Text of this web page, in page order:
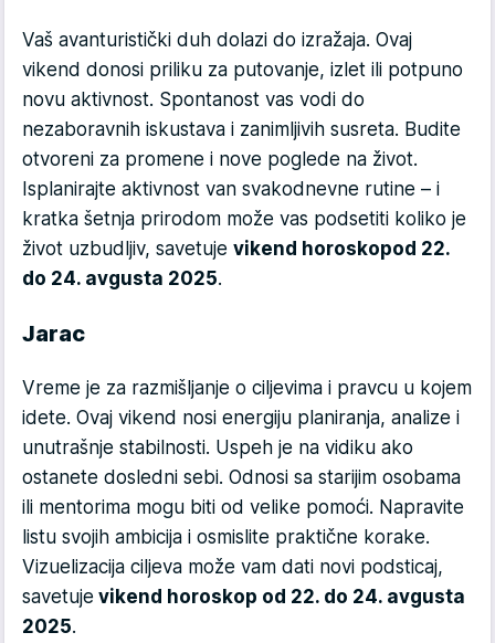
Vaš avanturistički duh dolazi do izražaja. Ovaj
vikend donosi priliku za putovanje, izlet ili potpuno
novu aktivnost. Spontanost vas vodi do
nezaboravnih iskustava i zanimljivih susreta. Budite
otvoreni za promene i nove poglede na život.
Isplanirajte aktivnost van svakodnevne rutine – i
kratka šetnja prirodom može vas podsetiti koliko je
život uzbudljiv, savetuje vikend horoskopod 22.
do 24. avgusta 2025.
Jarac
Vreme je za razmišljanje o ciljevima i pravcu u kojem
idete. Ovaj vikend nosi energiju planiranja, analize i
unutrašnje stabilnosti. Uspeh je na vidiku ako
ostanete dosledni sebi. Odnosi sa starijim osobama
ili mentorima mogu biti od velike pomoći. Napravite
listu svojih ambicija i osmislite praktične korake.
Vizuelizacija ciljeva može vam dati novi podsticaj,
savetuje vikend horoskop od 22. do 24. avgusta
2025.